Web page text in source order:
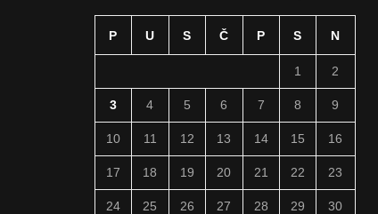
P U S Č P S N
1 2
3 4 5 6 7 8 9
10 11 12 13 14 15 16
17 18 19 20 21 22 23
24 25 26 27 28 29 30